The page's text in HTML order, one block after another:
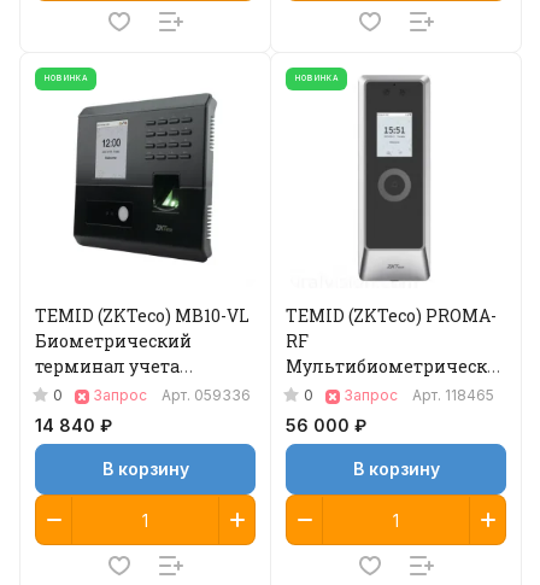
НОВИНКА
TEMID (ZKTeco) MB10-VL
Биометрический
терминал учета
рабочего времени
0 Запрос Арт. 059336
14 840 ₽
В корзину
НОВИНКА
TEMID (ZKTeco) PROMA-
RF
Мультибиометрический
терминал
0 Запрос Арт. 118465
56 000 ₽
В корзину